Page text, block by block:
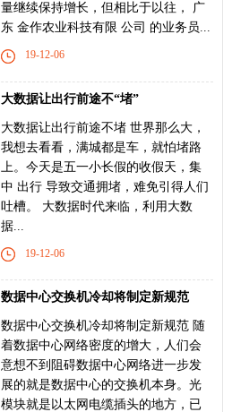
量继续保持增长，但相比于以往， 广
东 金作农业科技有限 公司 的业务员...
19-12-06
大数据让出行前途不“堵”
大数据让出行前途不堵 世界那么大，
我想去看看，满城都是车，就怕堵路
上。今天是五一小长假的收假天，集
中 出行 导致交通拥堵，难免引得人们
吐槽。 大数据时代来临，利用大数
据...
19-12-06
数据中心交换机冷却将制定新规范
数据中心交换机冷却将制定新规范 随
着数据中心网络密度的增大，人们会
意想不到阻碍数据中心网络进一步发
展的就是数据中心的交换机本身。光
模块就是以太网电缆插头的地方，已